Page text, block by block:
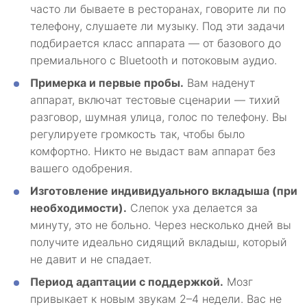
часто ли бываете в ресторанах, говорите ли по
телефону, слушаете ли музыку. Под эти задачи
подбирается класс аппарата — от базового до
премиального с Bluetooth и потоковым аудио.
Примерка и первые пробы. Вам наденут
аппарат, включат тестовые сценарии — тихий
разговор, шумная улица, голос по телефону. Вы
регулируете громкость так, чтобы было
комфортно. Никто не выдаст вам аппарат без
вашего одобрения.
Изготовление индивидуального вкладыша (при
необходимости). Слепок уха делается за
минуту, это не больно. Через несколько дней вы
получите идеально сидящий вкладыш, который
не давит и не спадает.
Период адаптации с поддержкой. Мозг
привыкает к новым звукам 2–4 недели. Вас не